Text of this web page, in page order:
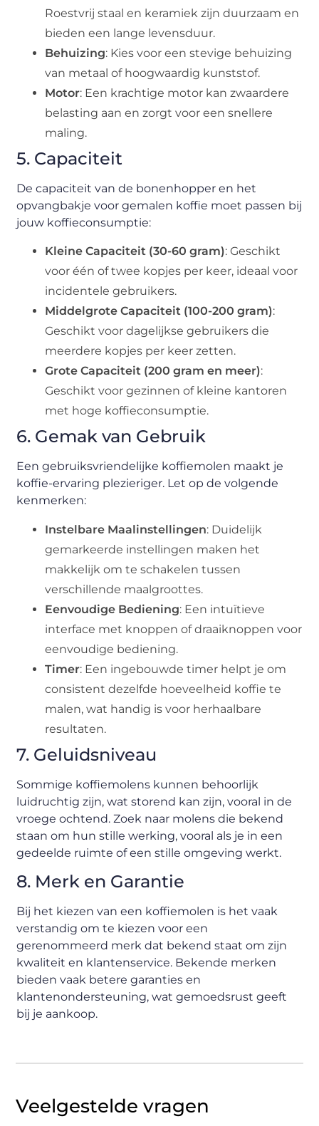
Roestvrij staal en keramiek zijn duurzaam en
bieden een lange levensduur.
Behuizing: Kies voor een stevige behuizing
van metaal of hoogwaardig kunststof.
Motor: Een krachtige motor kan zwaardere
belasting aan en zorgt voor een snellere
maling.
5. Capaciteit
De capaciteit van de bonenhopper en het
opvangbakje voor gemalen koffie moet passen bij
jouw koffieconsumptie:
Kleine Capaciteit (30-60 gram): Geschikt
voor één of twee kopjes per keer, ideaal voor
incidentele gebruikers.
Middelgrote Capaciteit (100-200 gram):
Geschikt voor dagelijkse gebruikers die
meerdere kopjes per keer zetten.
Grote Capaciteit (200 gram en meer):
Geschikt voor gezinnen of kleine kantoren
met hoge koffieconsumptie.
6. Gemak van Gebruik
Een gebruiksvriendelijke koffiemolen maakt je
koffie-ervaring plezieriger. Let op de volgende
kenmerken:
Instelbare Maalinstellingen: Duidelijk
gemarkeerde instellingen maken het
makkelijk om te schakelen tussen
verschillende maalgroottes.
Eenvoudige Bediening: Een intuïtieve
interface met knoppen of draaiknoppen voor
eenvoudige bediening.
Timer: Een ingebouwde timer helpt je om
consistent dezelfde hoeveelheid koffie te
malen, wat handig is voor herhaalbare
resultaten.
7. Geluidsniveau
Sommige koffiemolens kunnen behoorlijk
luidruchtig zijn, wat storend kan zijn, vooral in de
vroege ochtend. Zoek naar molens die bekend
staan om hun stille werking, vooral als je in een
gedeelde ruimte of een stille omgeving werkt.
8. Merk en Garantie
Bij het kiezen van een koffiemolen is het vaak
verstandig om te kiezen voor een
gerenommeerd merk dat bekend staat om zijn
kwaliteit en klantenservice. Bekende merken
bieden vaak betere garanties en
klantenondersteuning, wat gemoedsrust geeft
bij je aankoop.
Veelgestelde vragen